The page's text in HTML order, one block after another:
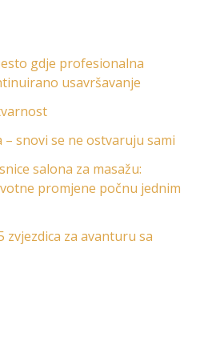
gdje profesionalna
usavršavanje
– snovi se ne ostvaruju sami
salona za masažu:
promjene počnu jednim
zvjezdica za avanturu sa